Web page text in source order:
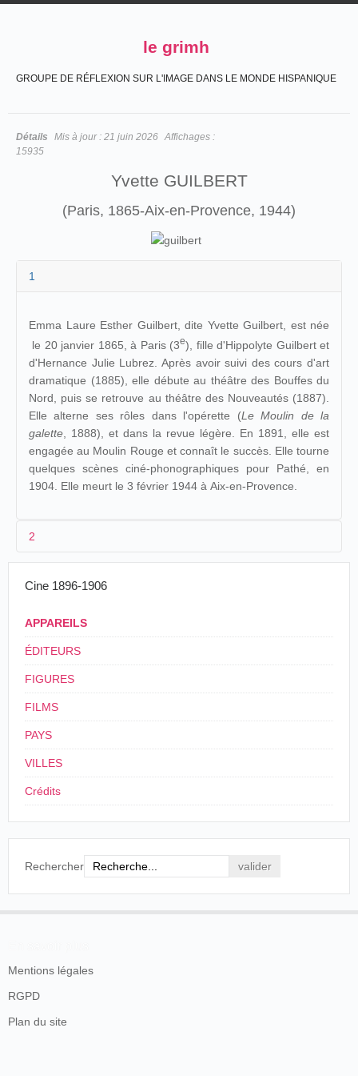
le grimh
GROUPE DE RÉFLEXION SUR L'IMAGE DANS LE MONDE HISPANIQUE
Détails Mis à jour : 21 juin 2026 Affichages :
15935
Yvette GUILBERT
(Paris, 1865-Aix-en-Provence, 1944)
1
Emma Laure Esther Guilbert, dite Yvette Guilbert, est née
le 20 janvier 1865, à Paris (3e), fille d'Hippolyte Guilbert et
d'Hernance Julie Lubrez. Après avoir suivi des cours d'art
dramatique (1885), elle débute au théâtre des Bouffes du
Nord, puis se retrouve au théâtre des Nouveautés (1887).
Elle alterne ses rôles dans l'opérette (Le Moulin de la
galette , 1888), et dans la revue légère. En 1891, elle est
engagée au Moulin Rouge et connaît le succès. Elle tourne
quelques scènes ciné-phonographiques pour Pathé, en
1904. Elle meurt le 3 février 1944 à Aix-en-Provence.
2
1904
Berceuse verte
Cine 1896-1906
APPAREILS
ÉDITEURS
FIGURES
FILMS
PAYS
VILLES
Crédits
Rechercher
Mentions légales
RGPD
Plan du site